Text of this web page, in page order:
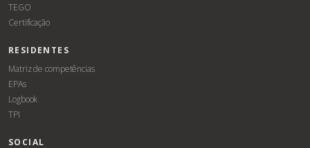
TEGO
Certificação
RESIDENTES
Matriz de competências
EPAs
Logbook
TPI
SOCIAL